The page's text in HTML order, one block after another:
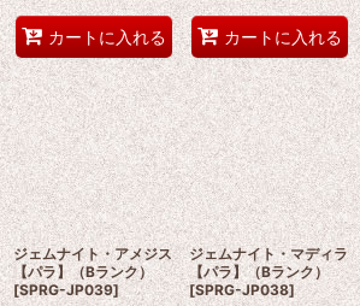
カートに入れる カートに入れる
ジェムナイト・アメジス
【パラ】（Bランク）
[SPRG-JP039]
ジェムナイト・マディラ
【パラ】（Bランク）
[SPRG-JP038]